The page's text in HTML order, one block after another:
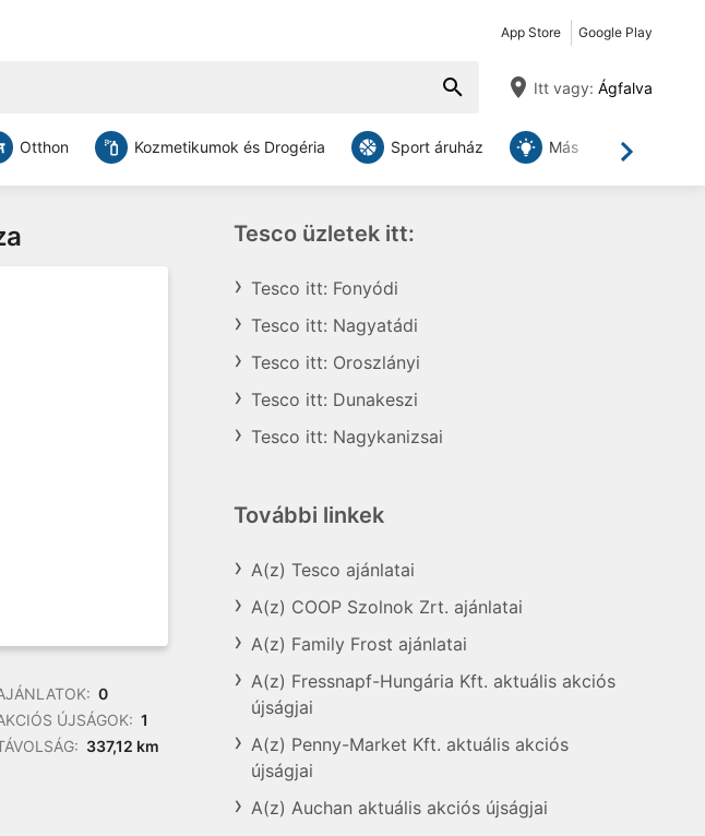
App Store Google Play
Itt vagy: Ágfalva
Tovább
Otthon Kozmetikumok és Drogéria Sport áruház Más
0
ÚJSÁGOK: 1
337,12 km
Tesco üzletek itt:
Tesco itt: Fonyódi
Tesco itt: Nagyatádi
Tesco itt: Oroszlányi
Tesco itt: Dunakeszi
Tesco itt: Nagykanizsai
További linkek
A(z) Tesco ajánlatai
A(z) COOP Szolnok Zrt. ajánlatai
A(z) Family Frost ajánlatai
A(z) Fressnapf-Hungária Kft. aktuális akciós
újságjai
A(z) Penny-Market Kft. aktuális akciós
újságjai
A(z) Auchan aktuális akciós újságjai